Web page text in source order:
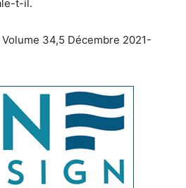
t-il.
Volume 34,5 Décembre 2021-